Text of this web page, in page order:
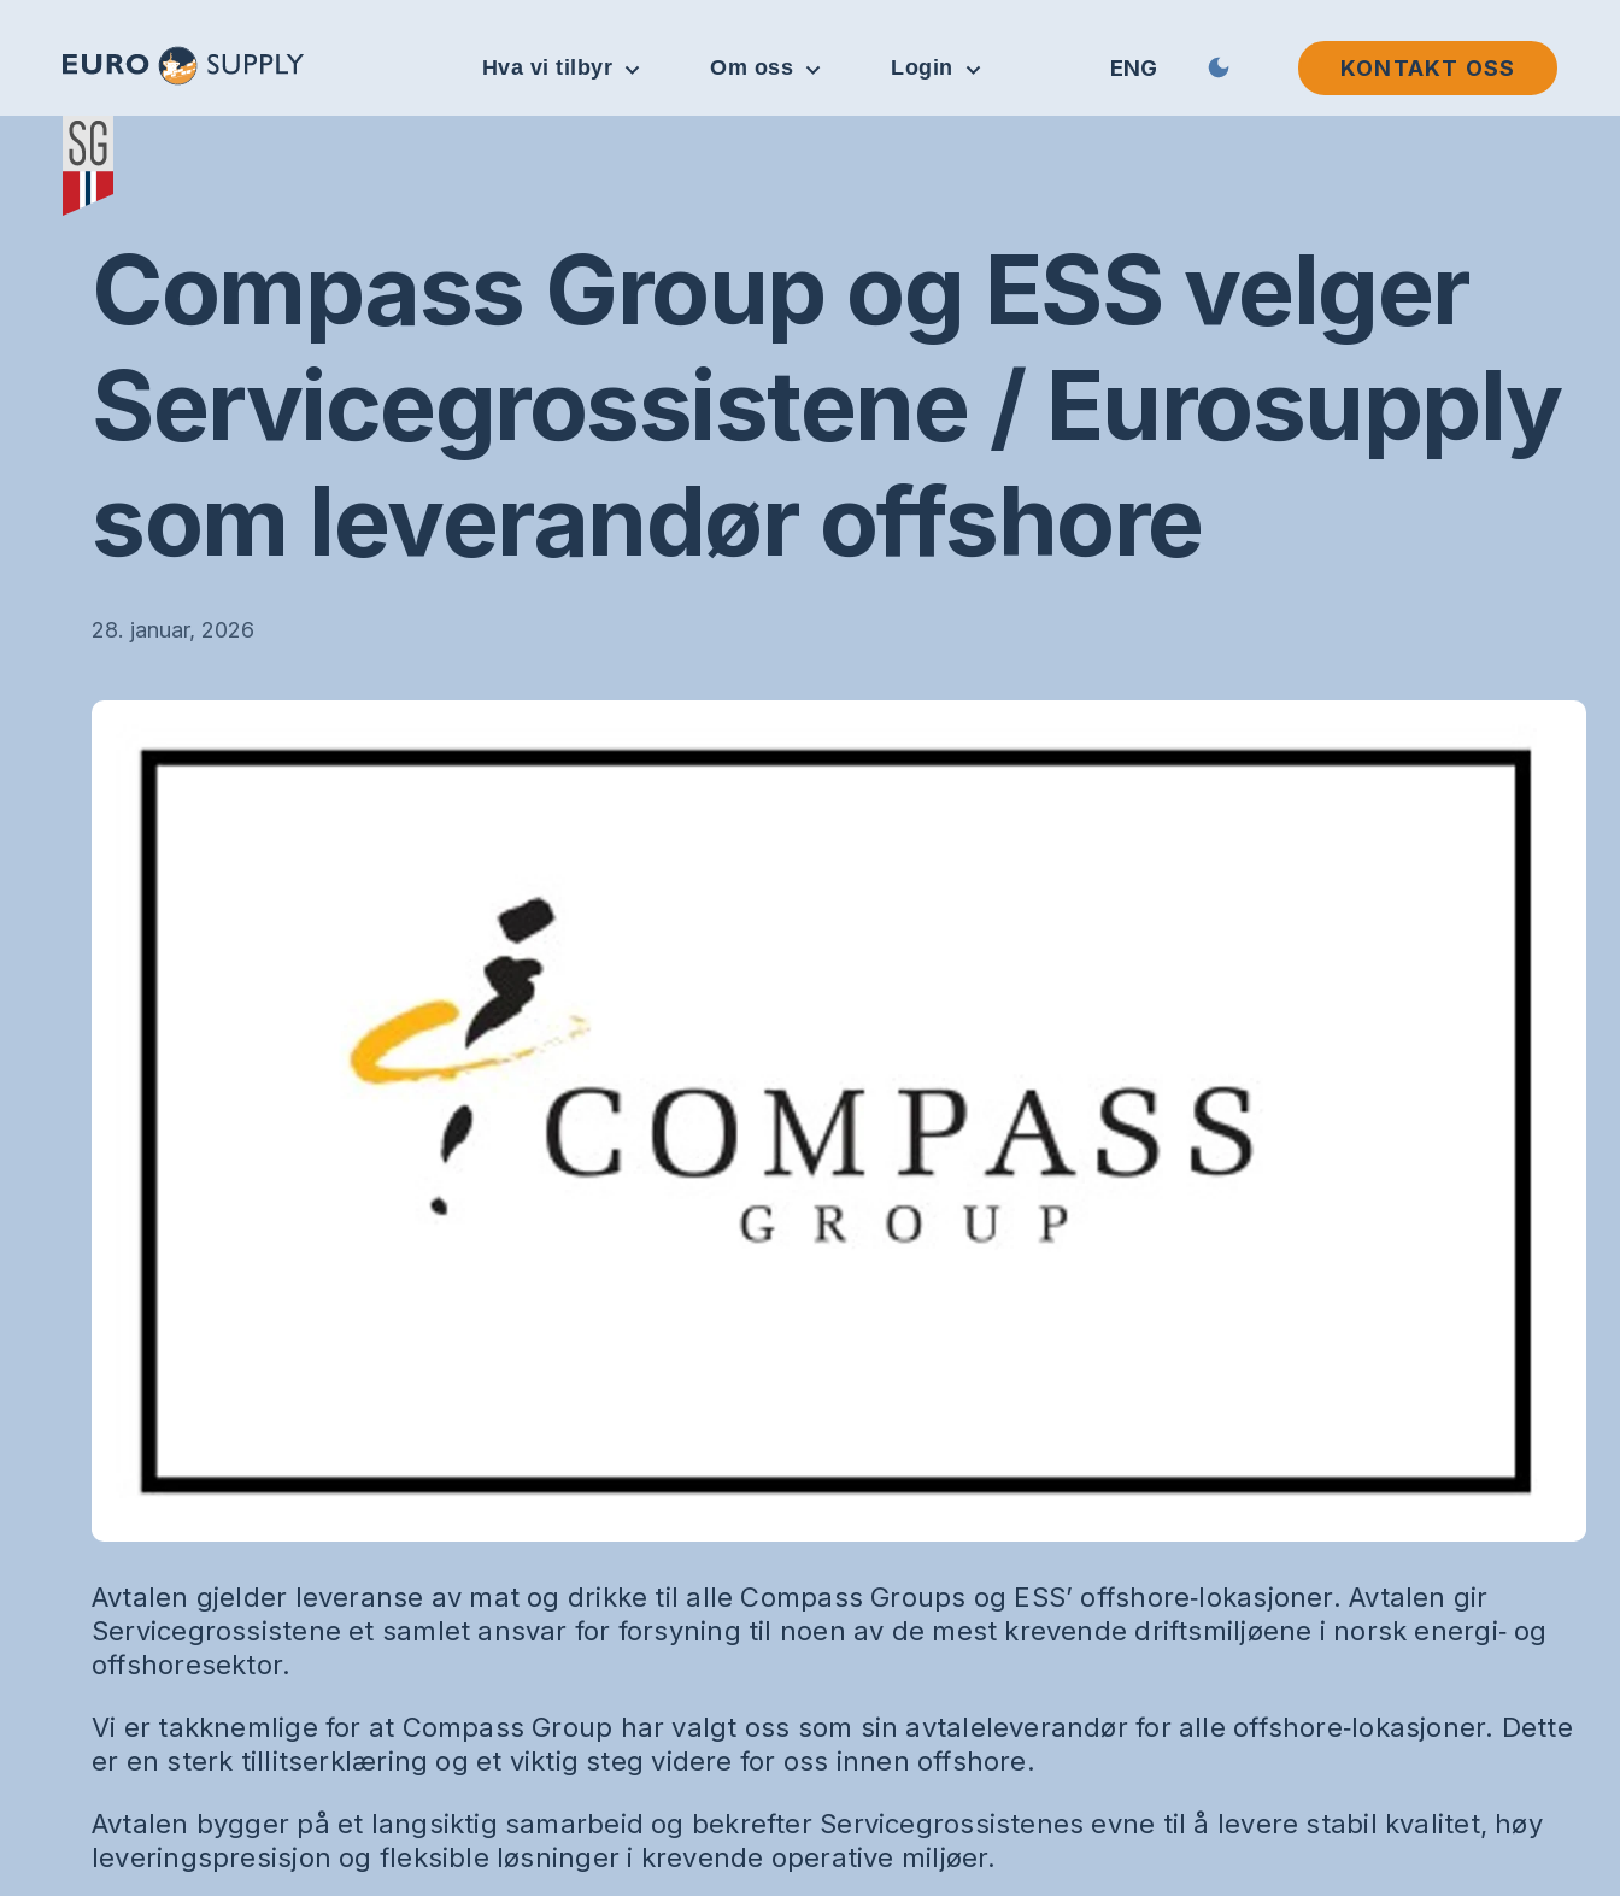
Hva vi tilbyr Om oss Login ENG KONTAKT OSS
Compass Group og ESS velger
Servicegrossistene / Eurosupply
som leverandør offshore
28. januar, 2026
Avtalen gjelder leveranse av mat og drikke til alle Compass Groups og ESS’ offshore‑lokasjoner. Avtalen gir
Servicegrossistene et samlet ansvar for forsyning til noen av de mest krevende driftsmiljøene i norsk energi‑ og
offshoresektor.
Vi er takknemlige for at Compass Group har valgt oss som sin avtaleleverandør for alle offshore‑lokasjoner. Dette
er en sterk tillitserklæring og et viktig steg videre for oss innen offshore.
Avtalen bygger på et langsiktig samarbeid og bekrefter Servicegrossistenes evne til å levere stabil kvalitet, høy
leveringspresisjon og fleksible løsninger i krevende operative miljøer.